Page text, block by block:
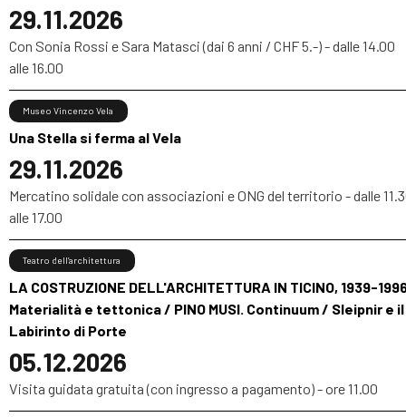
29.11.2026
Con Sonia Rossi e Sara Matasci (dai 6 anni / CHF 5.-) - dalle 14.00
alle 16.00
Una Stella si ferma al Vela
29.11.2026
Museo Vincenzo Vela
Mercatino solidale con associazioni e ONG del territorio - dalle
alle 17.00
LA COSTRUZIONE DELL'ARCHITETTURA IN TICINO, 1939-
Materialità e tettonica / PINO MUSI. Continuum / Sleipnir e il
Labirinto di Porte
05.12.2026
Teatro dell’architettura
Visita guidata gratuita (con ingresso a pagamento) - ore 11.00